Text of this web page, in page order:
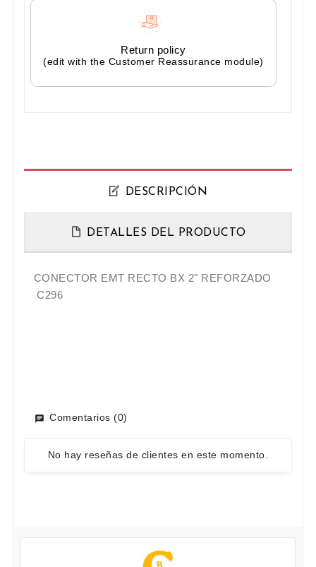
Return policy
(edit with the Customer Reassurance module)
DESCRIPCIÓN
DETALLES DEL PRODUCTO
CONECTOR EMT RECTO BX 2" REFORZADO
C296
Comentarios (0)
No hay reseñas de clientes en este momento.